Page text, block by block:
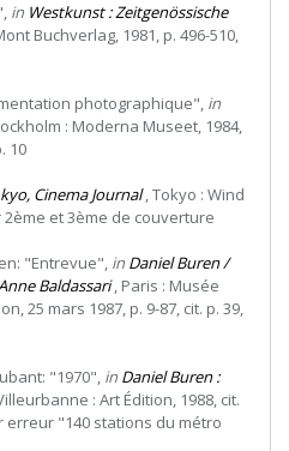
in Westkunst : Zeitgenössische
Buchverlag, 1981, p. 496-510,
photographique", in
: Moderna Museet, 1984,
10
Cinema Journal, Tokyo : Wind
et 3ème de couverture
"Entrevue", in Daniel Buren /
Baldassari, Paris : Musée
25 mars 1987, p. 9-87, cit. p. 39,
"1970", in Daniel Buren :
: Art Édition, 1988, cit.
erreur "140 stations du métro